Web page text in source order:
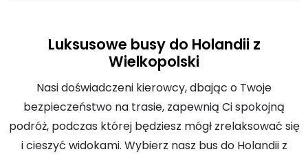
Luksusowe busy do Holandii z
Wielkopolski
Nasi doświadczeni kierowcy, dbając o Twoje
bezpieczeństwo na trasie, zapewnią Ci spokojną
podróż, podczas której będziesz mógł zrelaksować się
i cieszyć widokami. Wybierz nasz bus do Holandii z